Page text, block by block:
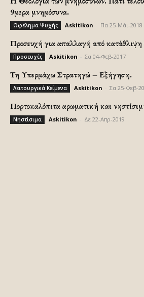
9μερα μνημόσυνα.
Ωφέλημα Ψυχής Askitikon Πα 25-Μάι-2018
Προσευχή για απαλλαγή από
Προσευχές Askitikon Σα 04-Φεβ-2017
Τη Υπερμάχω Στρατηγώ – Εξήγηση.
Λειτουργικά Κείμενα Askitikon Σα 25-Φεβ-
Πορτοκαλόπιτα αρωματική και
Νηστίσιμα Askitikon Δε 22-Απρ-2019